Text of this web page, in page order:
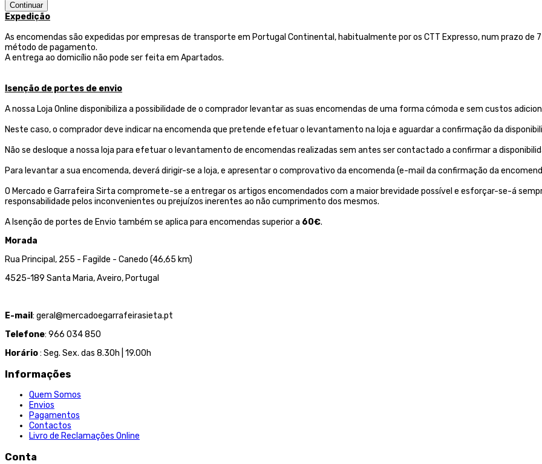
Continuar
Expedição
As encomendas são expedidas por empresas de transporte em Portugal Continental, habitualmente por os CTT Expresso,num prazo de
método de pagamento.
A entrega ao domicílio não pode ser feita em Apartados.
Isenção de portes de envio
A nossa Loja Online disponibiliza a possibilidade de o comprador levantar as suas encomendas de uma forma cómoda e sem custos
Neste caso, o comprador deve indicar na encomenda que pretende efetuar o levantamento na loja e aguardar a confirmação da
Não se desloque a nossa loja para efetuar o levantamento de encomendas realizadas sem antes ser contactado a confirmar a
Para levantar a sua encomenda, deverá dirigir-se a loja, e apresentar o comprovativo da encomenda (e-mail da confirmação da
O Mercado e Garrafeira Sirta compromete-se a entregar os artigos encomendados com a maior brevidade possível e esforçar-se-á
responsabilidade pelos inconvenientes ou prejuízos inerentes ao não cumprimento dos mesmos.
A Isenção de portes de Envio também se aplica para encomendas superior a 60€.
Morada
Rua Principal, 255 - Fagilde - Canedo (46,65 km)
4525-189 Santa Maria, Aveiro, Portugal
E-mail: geral@mercadoegarrafeirasieta.pt
Telefone: 966 034 850
Horário: Seg. Sex. das 8.30h | 19.00h
Informações
Quem Somos
Envios
Pagamentos
Contactos
Livro de Reclamações Online
Conta